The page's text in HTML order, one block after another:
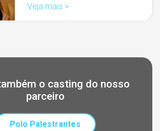
Veja mais >
o casting do nosso
parceiro
Polo Palestrantes